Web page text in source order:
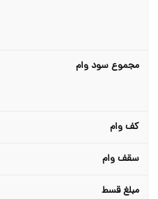
مجموع سود وام
کف وام
سقف وام
مبلغ قسط